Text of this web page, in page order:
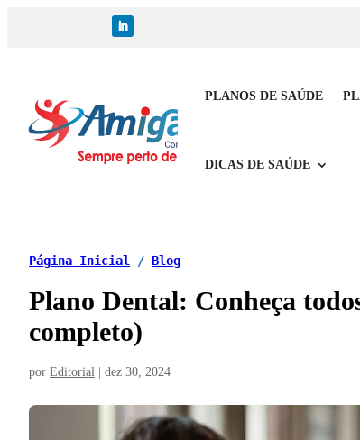
PLANOS DE SAÚDE
DICAS DE SAÚDE
Página Inicial / Blog
Plano Dental: Conheça
completo)
por Editorial dez 30, 2024